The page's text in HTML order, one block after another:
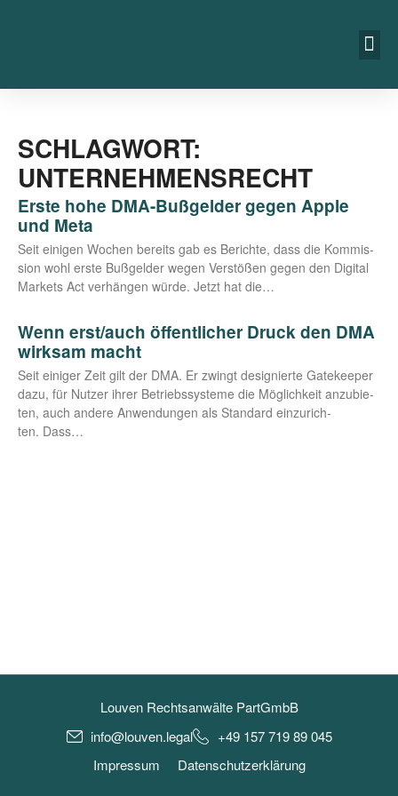
SCHLAGWORT:
UNTERNEHMENSRECHT
Erste hohe DMA-Bußgelder gegen Apple
und Meta
Seit eini­gen Wochen bereits gab es Berich­te, dass die Kom­mis­
si­on wohl ers­te Buß­gel­der wegen Ver­stö­ßen gegen den Digi­tal
Mar­kets Act ver­hän­gen wür­de. Jetzt hat die…
Wenn erst/​auch öffentlicher Druck den DMA
wirksam macht
Seit eini­ger Zeit gilt der DMA. Er zwingt desi­gnier­te Gate­kee­per
dazu, für Nut­zer ihrer Betriebs­sys­te­me die Mög­lich­keit anzu­bie­
ten, auch ande­re Anwen­dun­gen als Stan­dard ein­zu­rich­
ten. Dass…
Louven Rechtsanwälte PartGmbB
info@louven.legal
+49 157 719 89 045
Impressum
Datenschutzerklärung